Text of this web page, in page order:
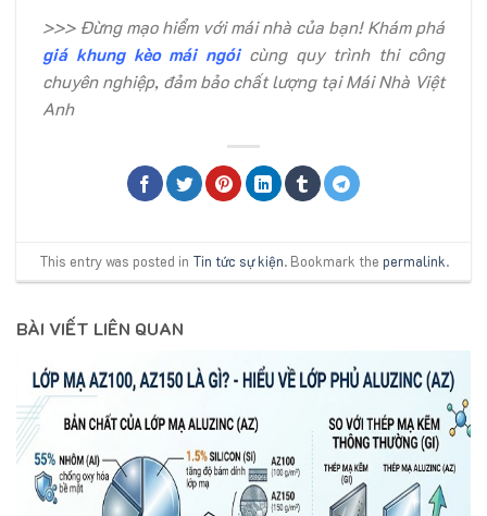
>>> Đừng mạo hiểm với mái nhà của bạn! Khám phá
giá khung kèo mái ngóicùng quy trình thi công
chuyên nghiệp, đảm bảo chất lượng tại Mái Nhà Việt
Anh
This entry was posted in Tin tức sự kiện. Bookmark the permalink.
BÀI VIẾT LIÊN QUAN